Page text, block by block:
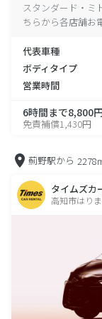
スタンダード・ミ
ちらから各店舗お
代表車種
ボディタイプ
営業時間
6時間まで8,800
免責補償1,430円
薊野駅から
タイムズカ
高知市はり